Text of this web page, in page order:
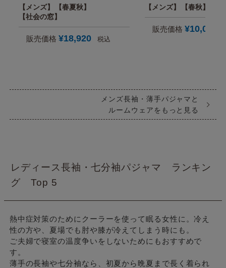
メンズ
春夏秋
社会の窓
販売価格 ¥18,920 税込
メンズ 前開き/父 実用的
ト にも おすすめ【国内送
メンズ 春秋
販売価格 ¥10,000
メンズ長袖・薄手パジャマと
ルームウェアをもっと見る
レディース長袖・七分袖パジャマ ランキン
グ Top 5
熱中症対策のためにクーラーを使って眠る女性に。冷え
性の方や、夏場でも肘や膝が冷えてしまう時にも。
ご夫婦で寝室の温度争いをしないためにもおすすめで
す。
薄手の長袖や七分袖なら、初夏から晩夏まで長く着られ